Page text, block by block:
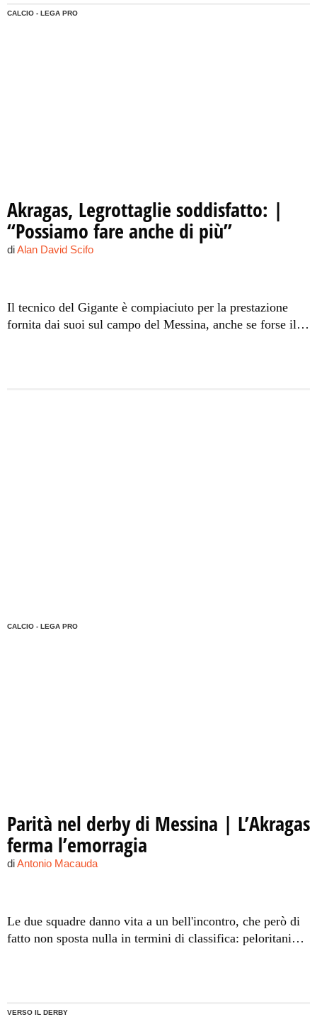
CALCIO - LEGA PRO
Akragas, Legrottaglie soddisfatto: |
“Possiamo fare anche di più”
diAlan David Scifo
Il tecnico del Gigante è compiaciuto per la prestazione
fornita dai suoi sul campo del Messina, anche se forse il
CALCIO - LEGA PRO
Parità nel derby di Messina | L’Akragas
ferma l’emorragia
diAntonio Macauda
Le due squadre danno vita a un bell'incontro, che però di
fatto non sposta nulla in termini di classifica: peloritani
VERSO IL DERBY